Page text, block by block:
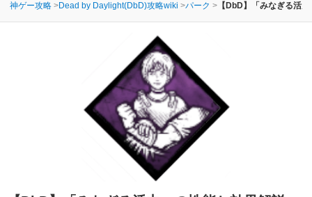
神ゲー攻略 Dead by Daylight(DbD)攻略wiki パーク 【DbD】「みなぎる活